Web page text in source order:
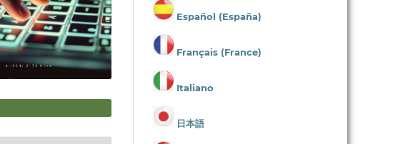
Español (España)
Français (France)
Italiano
日本語